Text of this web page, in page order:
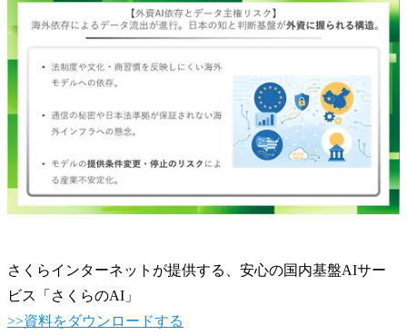
さくらインターネットが提供する、安心の国内基盤AIサー
ビス「さくらのAI」
>>資料をダウンロードする